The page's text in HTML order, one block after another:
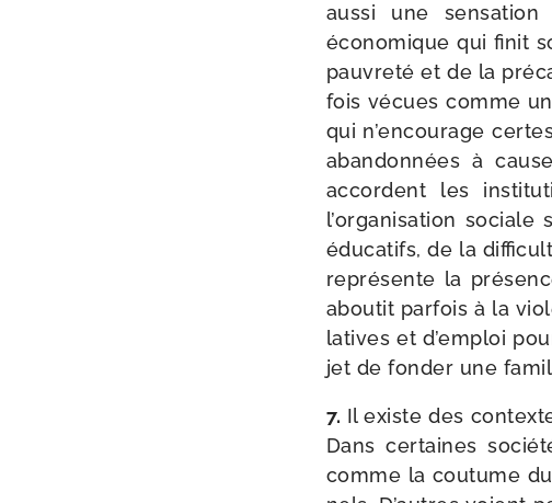
aus­si une
économique qui finit
pau­vre­té et de la
fois vécues comme
qui n’encourage
aban­don­nées à
accordent les
l’organisation
édu­ca­tifs, de la
repré­sente la
abou­tit par­fois à la
la­tives et d’emploi
jet de fon­der une
7. Il existe des
Dans cer­taines
comme la cou­tume